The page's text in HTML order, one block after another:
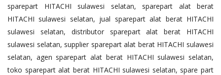
sparepart HITACHI sulawesi selatan, sparepart alat berat
HITACHI sulawesi selatan, jual sparepart alat berat HITACHI
sulawesi selatan, distributor sparepart alat berat HITACHI
sulawesi selatan, supplier sparepart alat berat HITACHI sulawesi
selatan, agen sparepart alat berat HITACHI sulawesi selatan,
toko sparepart alat berat HITACHI sulawesi selatan, spare part